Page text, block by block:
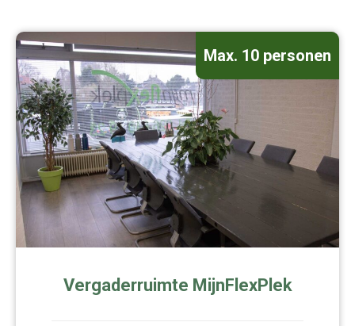
Max. 10 personen
Vergaderruimte MijnFlexPlek